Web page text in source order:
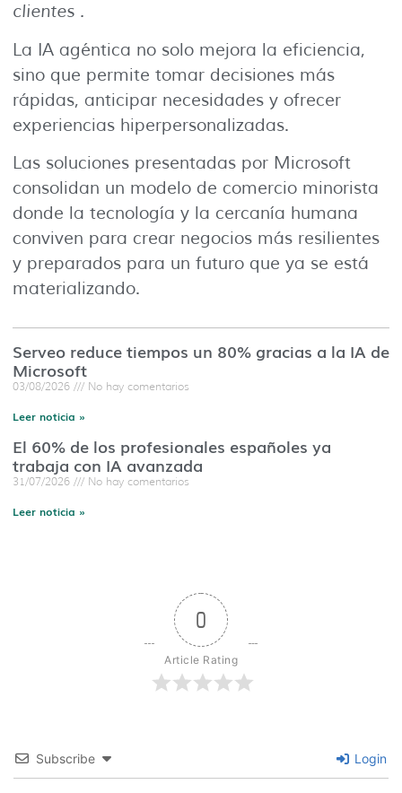
clientes .
La IA agéntica no solo mejora la eficiencia,
sino que permite tomar decisiones más
rápidas, anticipar necesidades y ofrecer
experiencias hiperpersonalizadas.
Las soluciones presentadas por Microsoft
consolidan un modelo de comercio minorista
donde la tecnología y la cercanía humana
conviven para crear negocios más resilientes
y preparados para un futuro que ya se está
materializando.
Serveo reduce tiempos un 80% gracias a la IA de
Microsoft
03/08/2026 No hay comentarios
Leer noticia »
El 60% de los profesionales españoles ya
trabaja con IA avanzada
31/07/2026 No hay comentarios
Leer noticia »
0
Article Rating
Subscribe Login